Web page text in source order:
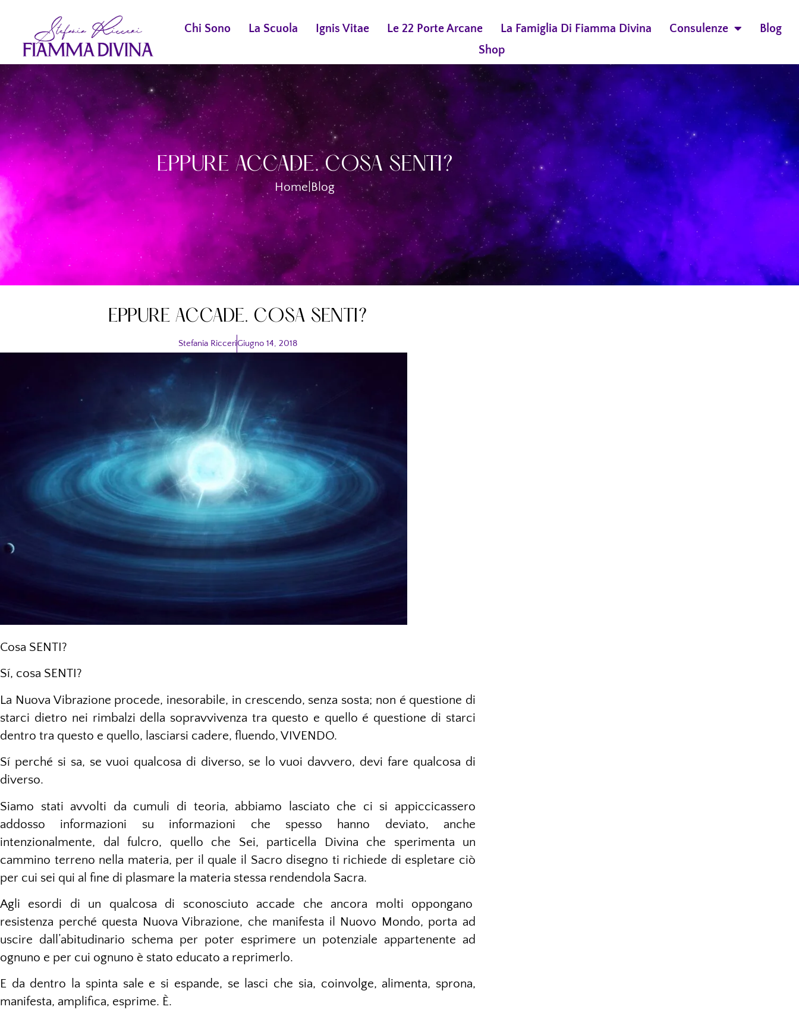
Chi Sono La Scuola Ignis Vitae Le 22 Porte Arcane La Famiglia Di Fiamma Divina Consulenze
Blog
Shop
EPPURE ACCADE. COSA SENTI?
Home Blog
EPPURE ACCADE. COSA SENTI?
Stefania RicceriGiugno 14, 2018
Cosa SENTI?
Sí, cosa SENTI?
La Nuova Vibrazione procede, inesorabile, in crescendo, senza sosta; non é questione di
starci dietro nei rimbalzi della sopravvivenza tra questo e quello é questione di starci
dentro tra questo e quello, lasciarsi cadere, fluendo, VIVENDO.
Sí perché si sa, se vuoi qualcosa di diverso, se lo vuoi davvero, devi fare qualcosa di
diverso.
Siamo stati avvolti da cumuli di teoria, abbiamo lasciato che ci si appiccicassero
addosso informazioni su informazioni che spesso hanno deviato, anche
intenzionalmente, dal fulcro, quello che Sei, particella Divina che sperimenta un
cammino terreno nella materia, per il quale il Sacro disegno ti richiede di espletare ciò
per cui sei qui al fine di plasmare la materia stessa rendendola Sacra.
Agli esordi di un qualcosa di sconosciuto accade che ancora molti oppongano
resistenza perché questa Nuova Vibrazione, che manifesta il Nuovo Mondo, porta ad
uscire dall’abitudinario schema per poter esprimere un potenziale appartenente ad
ognuno e per cui ognuno è stato educato a reprimerlo.
E da dentro la spinta sale e si espande, se lasci che sia, coinvolge, alimenta, sprona,
manifesta, amplifica, esprime. È.